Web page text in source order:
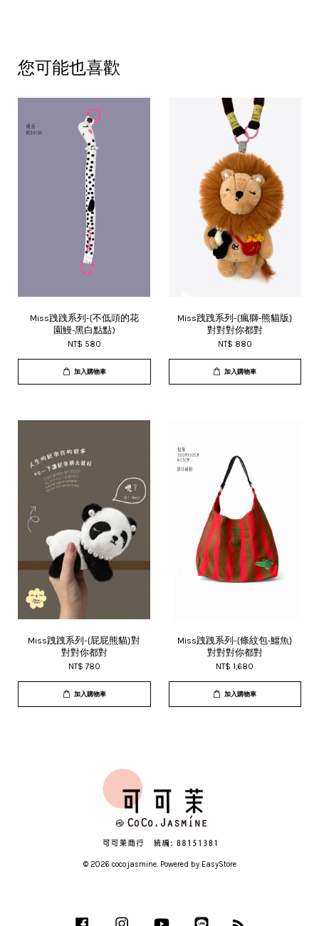
您可能也喜歡
Miss跩跩系列-{不低頭的花
園鰻-黑白點點)
NT$ 580
加入購物車
Miss跩跩系列-{瘋獅-熊貓版}
對對對你都對
NT$ 880
加入購物車
Miss跩跩系列-{屁屁熊貓}對
對對你都對
NT$ 780
加入購物車
Miss跩跩系列-{條紋包-鱷魚}
對對對你都對
NT$ 1,680
加入購物車
© 2026 coco.jasmine. Powered by EasyStore
Facebook Instagram YouTube